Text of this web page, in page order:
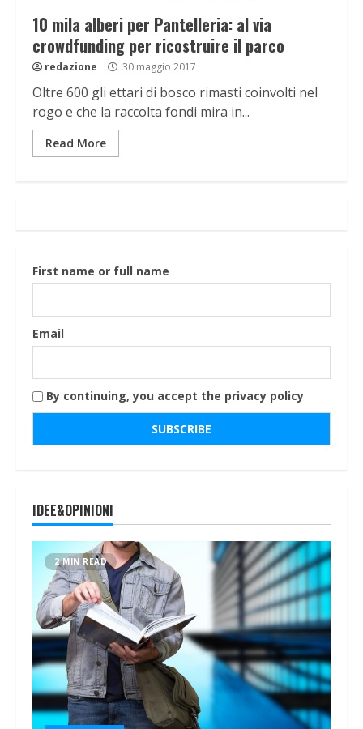
10 mila alberi per Pantelleria: al via
crowdfunding per ricostruire il parco
redazione 30 maggio 2017
Oltre 600 gli ettari di bosco rimasti coinvolti nel
rogo e che la raccolta fondi mira in...
Read More
First name or full name
Email
By continuing, you accept the privacy policy
IDEE&OPINIONI
2 MIN READ